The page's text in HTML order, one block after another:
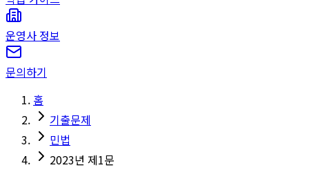
운영사 정보
문의하기
홈
기출문제
민법
2023년 제1문